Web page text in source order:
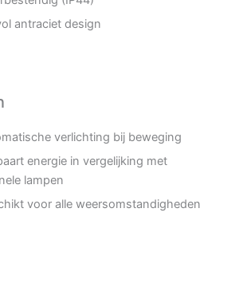
antraciet design
verlichting bij beweging
energie in vergelijking met
lampen
voor alle weersomstandigheden